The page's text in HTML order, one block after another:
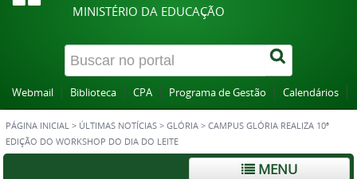
MINISTÉRIO DA EDUCAÇÃO
Webmail Biblioteca CPA Programa de Gestão Calendários
PÁGINA INICIAL > ÚLTIMAS NOTÍCIAS > GLÓRIA > CAMPUS GLÓRIA REALIZA 10ª
EDIÇÃO DO WORKSHOP DO DIA DO LEITE
MENU